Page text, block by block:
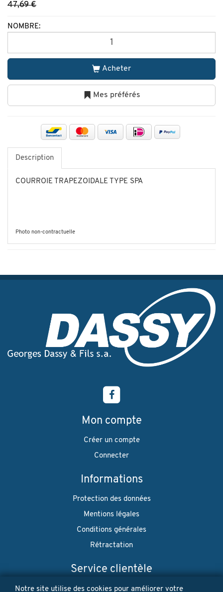
47,69 €
NOMBRE:
Acheter
Mes préférés
Description
COURROIE TRAPEZOIDALE TYPE SPA
Photo non-contractuelle
Mon compte
Créer un compte
Connecter
Informations
Protection des données
Mentions légales
Conditions générales
Rétractation
Service clientèle
Envoi
Notre site utilise des cookies pour améliorer votre